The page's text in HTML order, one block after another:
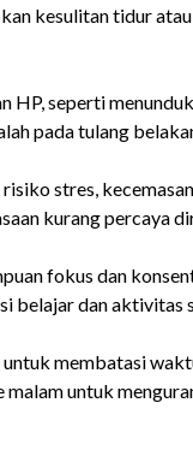
kesulitan tidur
HP, seperti
pada tulang
stres,
kurang percaya
fokus dan
belajar dan aktivitas
membatasi
untuk